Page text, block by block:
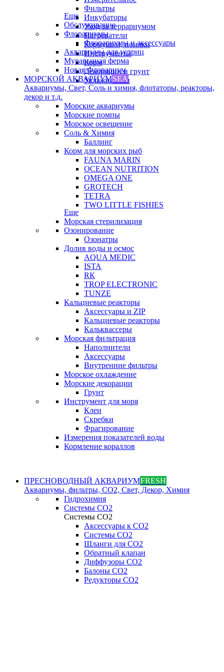
Фильтры
Инкубаторы
Уход за террариумом
Нагреватели
Кормушки, поилки
Инструменты
Корм
Декорации и грунт
Увлажнители
Еще
Обслуживание
Флорариумы
Флорариумы и аксессуары
Аквариумы для устриц
Муравьиная ферма
Новая Флорариум
МОРСКОЙ АКВАРИУМSEA
Аквариумы, Свет, Соль и химия, флотаторы, реакторы,
декор и т.д.
Морские аквариумы
Морские помпы
Морское освещение
Соль & Химия
Баллинг
Корм для морских рыб
FAUNA MARIN
OCEAN NUTRITION
OMEGA ONE
GROTECH
TETRA
TWO LITTLE FISHIES
Еще
Морская стерилизация
Озонирование
Озонатры
Долив воды и осмос
AQUA MEDIC
ISTA
RК
TROP ELECTRONIC
TUNZE
Кальциевые реакторы
Аксессуары и ZIP
Кальциевые реакторы
Кальквассеры
Морская фильтрация
Наполнители
Аксессуары
Внутренние фильтры
Морское охлаждение
Морские декорации
Грунт
Инструмент для моря
Клеи
Скребки
Фрагирование
Измерения показателей воды
Кормление кораллов
ПРЕСНОВОДНЫЙ АКВАРИУМFRESH
Аквариумы, фильтры, СО2, Свет, Декор, Химия
Гидрохимия
Системы СО2
Системы СО2
Аксессуары к СО2
Системы СО2
Шланги для CO2
Обратный клапан
Диффузоры СO2
Балоны CO2
Редукторы CO2